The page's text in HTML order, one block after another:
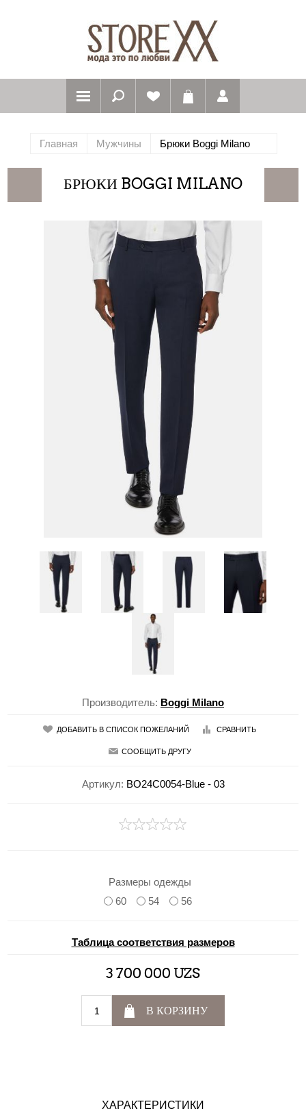
Главная Мужчины Брюки Boggi Milano
БРЮКИ BOGGI MILANO
Производитель: Boggi Milano
ДОБАВИТЬ В СПИСОК ПОЖЕЛАНИЙ СРАВНИТЬ
СООБЩИТЬ ДРУГУ
Артикул: BO24C0054-Blue - 03
Размеры одежды
60
54 56
Таблица соответствия размеров
3 700 000 UZS
В КОРЗИНУ
ХАРАКТЕРИСТИКИ